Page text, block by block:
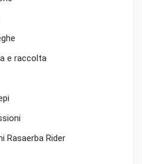
e raccolta
Rasaerba Rider